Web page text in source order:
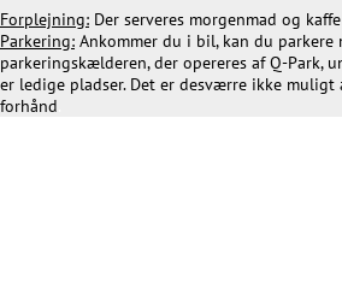
Forplejning: Der serveres morgenmad og
Parkering: Ankommer du i bil, kan du parkere
parkeringskælderen, der opereres af Q-Park,
er ledige pladser. Det er desværre ikke muligt
forhånd